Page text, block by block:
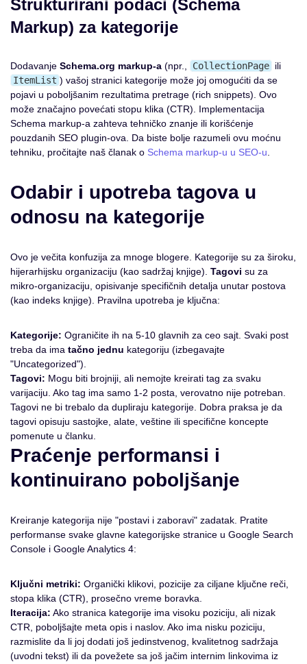
Strukturirani podaci (Schema
Markup) za kategorije
Dodavanje Schema.org markup-a (npr., CollectionPage ili
ItemList ) vašoj stranici kategorije može joj omogućiti da se
pojavi u poboljšanim rezultatima pretrage (rich snippets). Ovo
može značajno povećati stopu klika (CTR). Implementacija
Schema markup-a zahteva tehničko znanje ili korišćenje
pouzdanih SEO plugin-ova. Da biste bolje razumeli ovu moćnu
tehniku, pročitajte naš članak o Schema markup-u u SEO-u
Odabir i upotreba tagova u
odnosu na kategorije
Ovo je večita konfuzija za mnoge blogere. Kategorije su za široku,
hijerarhijsku organizaciju (kao sadržaj knjige). Tagovi su za
mikro-organizaciju, opisivanje specifičnih detalja unutar postova
(kao indeks knjige). Pravilna upotreba je ključna:
Kategorije: Ograničite ih na 5-10 glavnih za ceo sajt. Svaki post
treba da ima tačno jednu kategoriju (izbegavajte
"Uncategorized").
Tagovi: Mogu biti brojniji, ali nemojte kreirati tag za svaku
varijaciju. Ako tag ima samo 1-2 posta, verovatno nije potreban.
Tagovi ne bi trebalo da dupliraju kategorije. Dobra praksa je da
tagovi opisuju sastojke, alate, veštine ili specifične koncepte
pomenute u članku.
Praćenje performansi i
kontinuirano poboljšanje
Kreiranje kategorija nije "postavi i zaboravi" zadatak. Pratite
performanse svake glavne kategorijske stranice u Google Search
Console i Google Analytics 4:
Ključni metriki: Organički klikovi, pozicije za ciljane ključne reči,
stopa klika (CTR), prosečno vreme boravka.
Iteracija: Ako stranica kategorije ima visoku poziciju, ali nizak
CTR, poboljšajte meta opis i naslov. Ako ima nisku poziciju,
razmislite da li joj dodati još jedinstvenog, kvalitetnog sadržaja
(uvodni tekst) ili da povežete sa još jačim internim linkovima iz